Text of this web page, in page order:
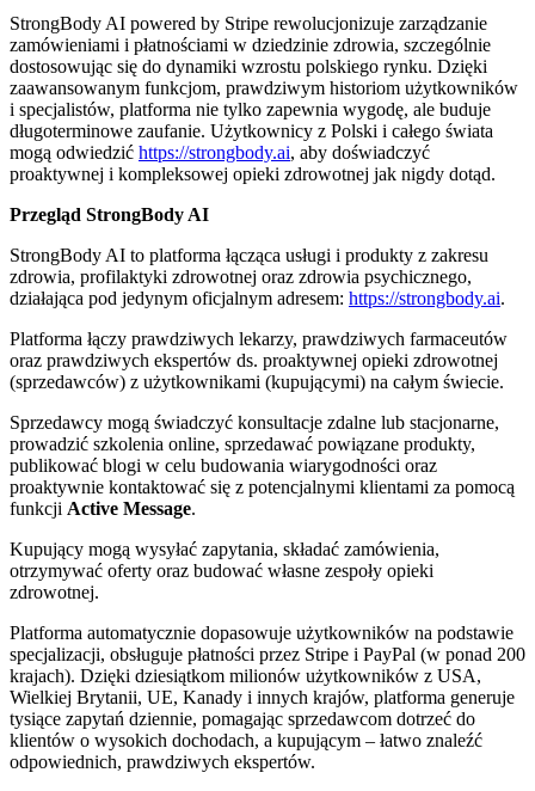
StrongBody AI powered by Stripe rewolucjonizuje zarządzanie
zamówieniami i płatnościami w dziedzinie zdrowia, szczególnie
dostosowując się do dynamiki wzrostu polskiego rynku. Dzięki
zaawansowanym funkcjom, prawdziwym historiom użytkowników
i specjalistów, platforma nie tylko zapewnia wygodę, ale buduje
długoterminowe zaufanie. Użytkownicy z Polski i całego świata
mogą odwiedzić https://strongbody.ai, aby doświadczyć
proaktywnej i kompleksowej opieki zdrowotnej jak nigdy dotąd.
Przegląd StrongBody AI
StrongBody AI to platforma łącząca usługi i produkty z zakresu
zdrowia, profilaktyki zdrowotnej oraz zdrowia psychicznego,
działająca pod jedynym oficjalnym adresem: https://strongbody.ai.
Platforma łączy prawdziwych lekarzy, prawdziwych farmaceutów
oraz prawdziwych ekspertów ds. proaktywnej opieki zdrowotnej
(sprzedawców) z użytkownikami (kupującymi) na całym świecie.
Sprzedawcy mogą świadczyć konsultacje zdalne lub stacjonarne,
prowadzić szkolenia online, sprzedawać powiązane produkty,
publikować blogi w celu budowania wiarygodności oraz
proaktywnie kontaktować się z potencjalnymi klientami za pomocą
funkcji Active Message.
Kupujący mogą wysyłać zapytania, składać zamówienia,
otrzymywać oferty oraz budować własne zespoły opieki
zdrowotnej.
Platforma automatycznie dopasowuje użytkowników na podstawie
specjalizacji, obsługuje płatności przez Stripe i PayPal (w ponad 200
krajach). Dzięki dziesiątkom milionów użytkowników z USA,
Wielkiej Brytanii, UE, Kanady i innych krajów, platforma generuje
tysiące zapytań dziennie, pomagając sprzedawcom dotrzeć do
klientów o wysokich dochodach, a kupującym – łatwo znaleźć
odpowiednich, prawdziwych ekspertów.